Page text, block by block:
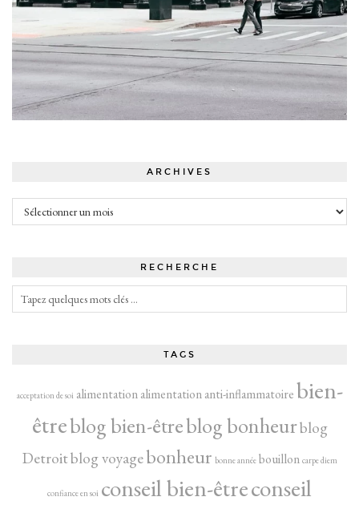
ARCHIVES
Archives
RECHERCHE
TAGS
acceptation de soi alimentation alimentation anti-inflammatoirebien-
êtreblog bien-êtreblog bonheurblog
Detroitblog voyagebonheur bonne année bouillon carpe diem
confiance en soi conseil bien-êtreconseil